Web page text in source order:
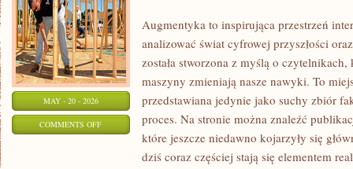
MAY - 20 - 2026
COMMENTS OFFON
CYBERPUNK
Augmentyka to inspirująca przestrzeń
analizować świat cyfrowej przyszłości
została stworzona z myślą o
maszyny zmieniają nasze nawyki. To
przedstawiana jedynie jako suchy zbiór
proces. Na stronie można znaleźć
które jeszcze niedawno kojarzyły się
dziś coraz częściej stają się elementem